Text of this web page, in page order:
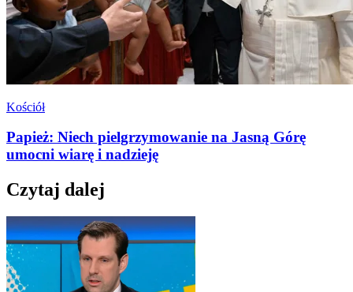
Kościół
Papież: Niech pielgrzymowanie na Jasną Górę
umocni wiarę i nadzieję
Czytaj dalej